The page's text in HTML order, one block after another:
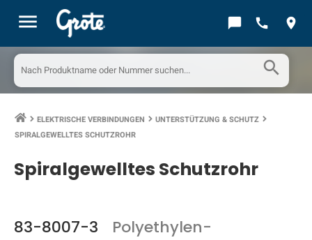
menu chat_bubble call location_on
search
keyboard_arrow_right ELEKTRISCHE VERBINDUNGEN keyboard_arrow_right UNTERSTÜTZUNG & SCHUTZ keyboard_arrow_right
SPIRALGEWELLTES SCHUTZROHR
Spiralgewelltes Schutzrohr
83-8007-3
Polyethylen-